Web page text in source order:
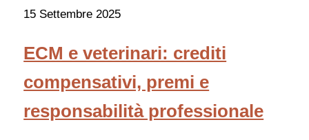
15 Settembre 2025
ECM e veterinari: crediti
compensativi, premi e
responsabilità professionale